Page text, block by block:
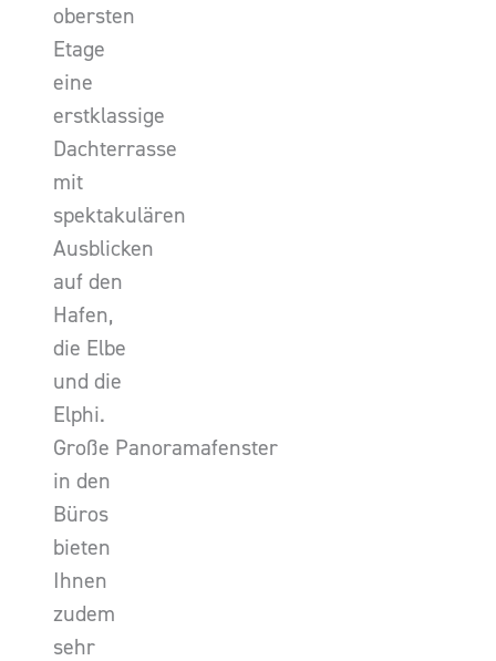
obersten
Etage
eine
erstklassige
Dachterrasse
mit
spektakulären
Ausblicken
auf den
Hafen,
die Elbe
und die
Elphi.
Große Panoramafenster
in den
Büros
bieten
Ihnen
zudem
sehr